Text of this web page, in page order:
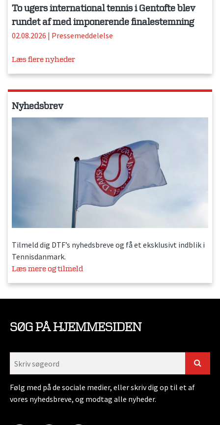
To ugers international tennis i Gentofte blev
rundet af med imponerende finalestemning
02.08.2026 | Pressemeddelelse
Læs flere nyheder
Nyhedsbrev
Tilmeld dig DTF’s nyhedsbreve og få et eksklusivt indblik i
Tennisdanmark.
Læs mere og tilmeld
SØG PÅ HJEMMESIDEN
Følg med på de sociale medier, eller skriv dig op til et af
vores nyhedsbreve, og modtag alle nyheder.